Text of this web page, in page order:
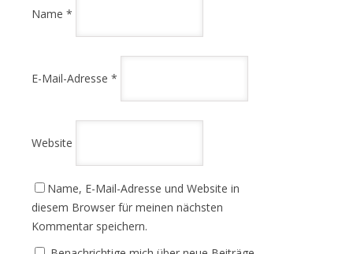
Name *
E-Mail-Adresse *
Website
Name, E-Mail-Adresse und Website in
diesem Browser für meinen nächsten
Kommentar speichern.